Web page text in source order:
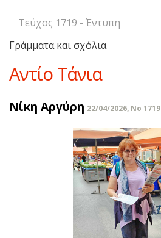
Τεύχος 1719 - Έντυπη
Γράμματα και σχόλια
Αντίο Τάνια
Νίκη Αργύρη 22/04/2026, No 1719